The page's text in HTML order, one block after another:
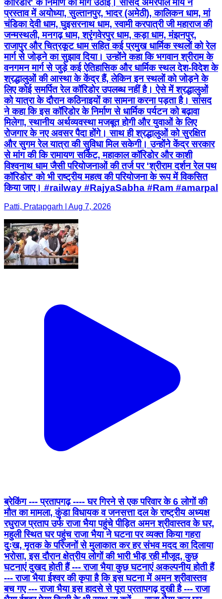
कॉरिडोर' के निर्माण की मांग उठाई। सांसद अमरपाल मौर्य ने
प्रस्ताव में अयोध्या, सुल्तानपुर, भादर (अमेठी), कालिकन धाम, मां
चंडिका देवी धाम, घुइसरनाथ धाम, स्वामी करपात्री जी महाराज की
जन्मस्थली, मनगढ़ धाम, श्रृंगवेरपुर धाम, कड़ा धाम, मंझनपुर,
राजापुर और चित्रकूट धाम सहित कई प्रमुख धार्मिक स्थलों को रेल
मार्ग से जोड़ने का सुझाव दिया। उन्होंने कहा कि भगवान श्रीराम के
वनगमन मार्ग से जुड़े कई ऐतिहासिक और धार्मिक स्थल देश-विदेश के
श्रद्धालुओं की आस्था के केंद्र हैं, लेकिन इन स्थलों को जोड़ने के
लिए कोई समर्पित रेल कॉरिडोर उपलब्ध नहीं है। ऐसे में श्रद्धालुओं
को यात्रा के दौरान कठिनाइयों का सामना करना पड़ता है। सांसद
ने कहा कि इस कॉरिडोर के निर्माण से धार्मिक पर्यटन को बढ़ावा
मिलेगा, स्थानीय अर्थव्यवस्था मजबूत होगी और युवाओं के लिए
रोजगार के नए अवसर पैदा होंगे। साथ ही श्रद्धालुओं को सुरक्षित
और सुगम रेल यात्रा की सुविधा मिल सकेगी। उन्होंने केंद्र सरकार
से मांग की कि रामायण सर्किट, महाकाल कॉरिडोर और काशी
विश्वनाथ धाम जैसी परियोजनाओं की तर्ज पर 'श्रीराम दर्शन रेल पथ
कॉरिडोर' को भी राष्ट्रीय महत्व की परियोजना के रूप में विकसित
किया जाए। #railway #RajyaSabha #Ram #amarpal
Patti, Pratapgarh | Aug 7, 2026
ब्रेकिंग --- प्रतापगढ़ ---- घर गिरने से एक परिवार के 6 लोगों की
मौत का मामला, कुंडा विधायक व जनसत्ता दल के राष्ट्रीय अध्यक्ष
रघुराज प्रताप उर्फ राजा भैया पहुंचे पीड़ित अमन श्रीवास्तव के घर,
महुली स्थित घर पहुंच राजा भैया ने घटना पर व्यक्त किया गहरा
दुःख, मृतक के परिजनों से मुलाकात कर हर संभव मदद का दिलाया
भरोसा, इस दौरान क्षेत्रीय लोगों की भारी भीड़ रही मौजूद, कुछ
घटनाएं दुखद होती हैं --- राजा भैया कुछ घटनाएं अकल्पनीय होती हैं
--- राजा भैया ईश्वर की कृपा है कि इस घटना में अमन श्रीवास्तव
बच गए --- राजा भैया इस हादसे से पूरा प्रतापगढ़ दुखी है --- राजा